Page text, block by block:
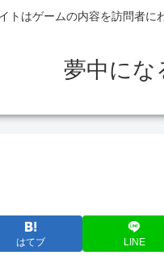
トはゲームの内容を訪問者に
夢中にな
はてブ LINE